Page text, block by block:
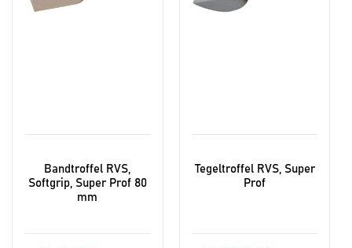
Bandtroffel RVS,
Softgrip, Super Prof 80
mm
Tegeltroffel RVS, Super
Prof